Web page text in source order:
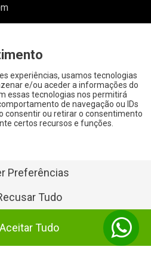
experiências, usamos tecnologias
e/ou aceder a informações do
essas tecnologias nos permitirá
de navegação ou IDs
consentir ou retirar o consentimento
certos recursos e funções.
Aceitar Tudo
Tudo
Preferências